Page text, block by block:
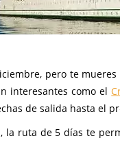
pero te
interesantes como el
de salida hasta el
la ruta de 5 días te